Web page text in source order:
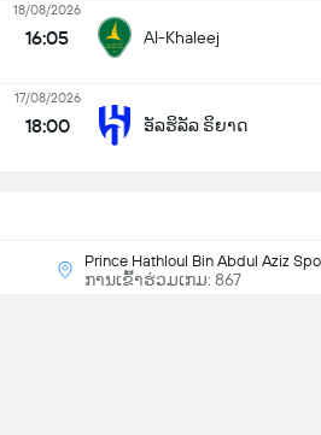
18/08/2026
16:05 Al-Khaleej
17/08/2026
18:00 ອັລຮິລັລ ຣິຍາດ
Prince Hathloul Bin Abdul Aziz
ການເຂົ້າຮ່ວມເກມ: 867